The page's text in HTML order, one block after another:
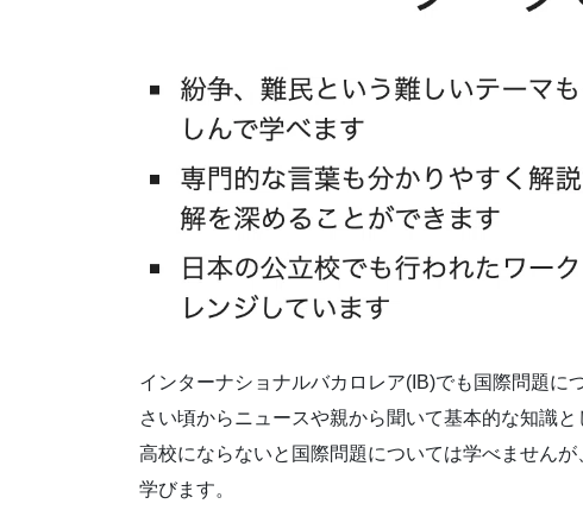
インターナショナルバカロレア(IB)でも国際問題
さい頃からニュースや親から聞いて基本的な知識
高校にならないと国際問題については学べません
学びます。